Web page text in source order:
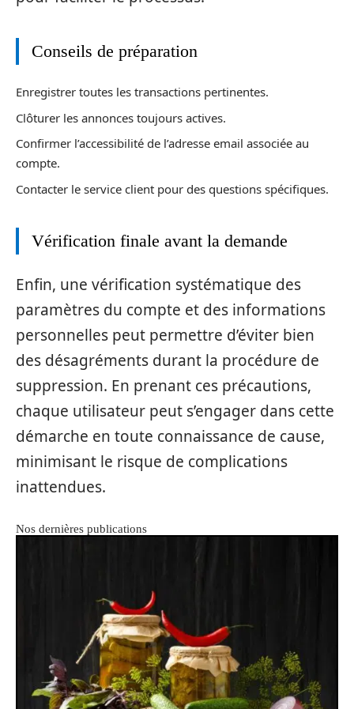
Conseils de préparation
Enregistrer toutes les transactions pertinentes.
Clôturer les annonces toujours actives.
Confirmer l’accessibilité de l’adresse email associée au
compte.
Contacter le service client pour des questions spécifiques.
Vérification finale avant la demande
Enfin, une vérification systématique des
paramètres du compte et des informations
personnelles peut permettre d’éviter bien
des désagréments durant la procédure de
suppression. En prenant ces précautions,
chaque utilisateur peut s’engager dans cette
démarche en toute connaissance de cause,
minimisant le risque de complications
inattendues.
Nos dernières publications